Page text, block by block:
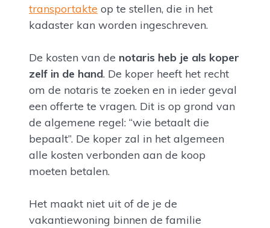
transportakte op te stellen, die in het
kadaster kan worden ingeschreven.
De kosten van de notaris heb je als koper
zelf in de hand. De koper heeft het recht
om de notaris te zoeken en in ieder geval
een offerte te vragen. Dit is op grond van
de algemene regel: “wie betaalt die
bepaalt”. De koper zal in het algemeen
alle kosten verbonden aan de koop
moeten betalen.
Het maakt niet uit of de je de
vakantiewoning binnen de familie